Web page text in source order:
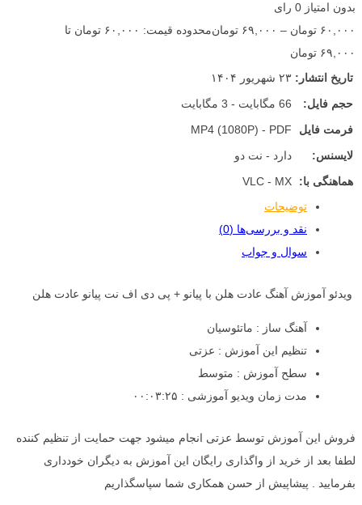
بدون امتیاز 0 رای
۶۰,۰۰۰ تومان – ۶۹,۰۰۰ تومان
محدوده قیمت: ۶۰,۰۰۰ تومان تا
۶۹,۰۰۰ تومان
تاریخ انتشار: ۲۳ شهریور ۱۴۰۴
حجم فایل:
66 مگابایت - 3 مگابایت
فرمت فایل
MP4 (1080P) - PDF
لایسنس:
دارد - نت دو
هماهنگی با:
VLC - MX
توضیحات
نقد و بررسی‌ها (0)
سوال و جواب
ویدئو آموزش آهنگ عادت هلن با پیانو + پی دی اف نت پیانو عادت هلن
آهنگ ساز : ماتئوسیان
تنظیم این آموزش : عزتی
سطح آموزش : متوسط
مدت زمان ویدیو آموزشی : ۰۰:۰۳:۲۵
فروش این آموزش توسط عزتی انجام میشود جهت حمایت از تنظیم کننده
لطفا بعد از خرید از واگذاری رایگان این آموزش به دیگران خودداری
بفرمایید . پیشاپیش از حسن همکاری شما سپاسگذاریم